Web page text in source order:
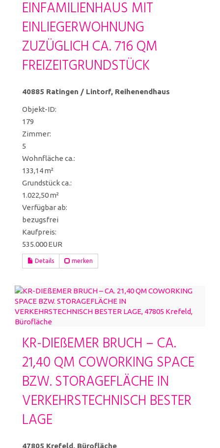
EINFAMILIENHAUS MIT
EINLIEGERWOHNUNG
ZUZÜGLICH CA. 716 QM
FREIZEITGRUNDSTÜCK
40885 Ratingen / Lintorf, Reihenendhaus
Objekt-ID:
179
Zimmer:
5
Wohnfläche ca.:
133,14 m²
Grund­stück ca.:
1.022,50 m²
Verfügbar ab:
bezugsfrei
Kaufpreis:
535.000 EUR
Details merken
KR-DIEßEMER BRUCH – CA.
21,40 QM COWORKING SPACE
BZW. STORAGEFLÄCHE IN
VERKEHRSTECHNISCH BESTER
LAGE
47805 Krefeld, Bürofläche